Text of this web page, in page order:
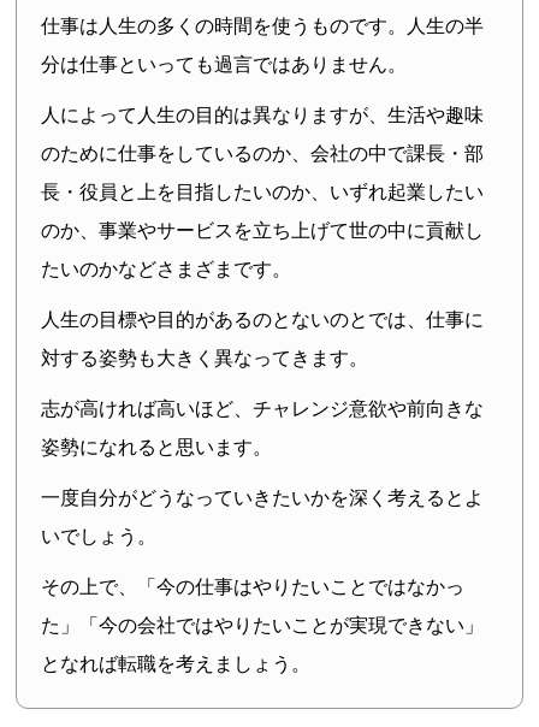
仕事は人生の多くの時間を使うものです。人生の半
分は仕事といっても過言ではありません。
人によって人生の目的は異なりますが、生活や趣味
のために仕事をしているのか、会社の中で課長・部
長・役員と上を目指したいのか、いずれ起業したい
のか、事業やサービスを立ち上げて世の中に貢献し
たいのかなどさまざまです。
人生の目標や目的があるのとないのとでは、仕事に
対する姿勢も大きく異なってきます。
志が高ければ高いほど、チャレンジ意欲や前向きな
姿勢になれると思います。
一度自分がどうなっていきたいかを深く考えるとよ
いでしょう。
その上で、「今の仕事はやりたいことではなかっ
た」「今の会社ではやりたいことが実現できない」
となれば転職を考えましょう。